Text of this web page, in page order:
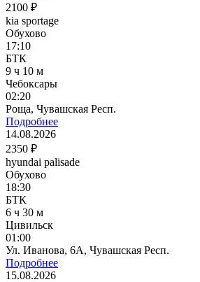
2100 ₽
kia sportage
Обухово
17:10
БТК
9 ч 10 м
Чебоксары
02:20
Роща, Чувашская Респ.
Подробнее
14.08.2026
2350 ₽
hyundai palisade
Обухово
18:30
БТК
6 ч 30 м
Цивильск
01:00
Ул. Иванова, 6А, Чувашская Респ.
Подробнее
15.08.2026